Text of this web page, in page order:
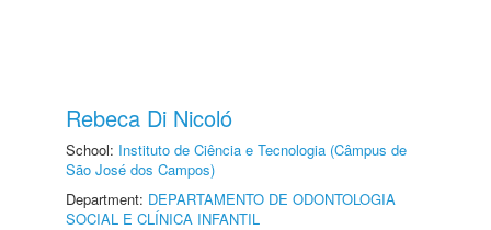
Rebeca Di Nicoló
School: Instituto de Ciência e Tecnologia (Câmpus de
São José dos Campos)
Department: DEPARTAMENTO DE ODONTOLOGIA
SOCIAL E CLÍNICA INFANTIL